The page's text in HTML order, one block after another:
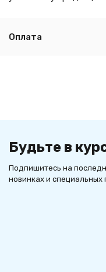
Оплата
Будьте в
Подпишитесь на
новинках и